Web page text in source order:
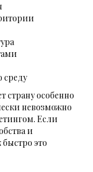
среду
страну особенно
невозможно
Если
и
это